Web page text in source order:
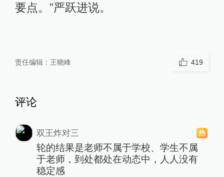
要点。”严跃进说。
责任编辑： 王晓峰 419
评论
双王炸对三
轮的结果是老师不属于学校、学生不属
于老师，到处都处在动态中，人人没有
稳定感